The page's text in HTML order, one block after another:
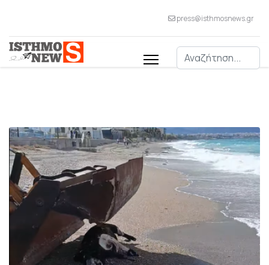
press@isthmosnews.gr
Αναζήτηση